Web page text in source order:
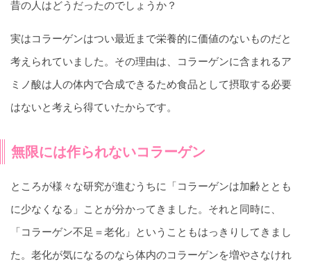
昔の人はどうだったのでしょうか？
実はコラーゲンはつい最近まで栄養的に価値のないものだと
考えられていました。その理由は、コラーゲンに含まれるア
ミノ酸は人の体内で合成できるため食品として摂取する必要
はないと考えら得ていたからです。
無限には作られないコラーゲン
ところが様々な研究が進むうちに「コラーゲンは加齢ととも
に少なくなる」ことが分かってきました。それと同時に、
「コラーゲン不足＝老化」ということもはっきりしてきまし
た。老化が気になるのなら体内のコラーゲンを増やさなけれ